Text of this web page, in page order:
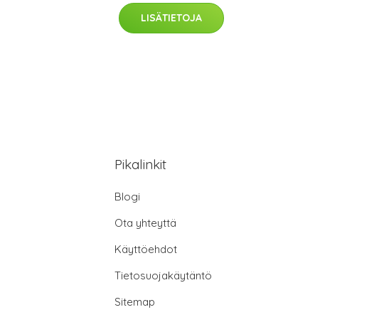
LISÄTIETOJA
Pikalinkit
Blogi
Ota yhteyttä
Käyttöehdot
Tietosuojakäytäntö
Sitemap